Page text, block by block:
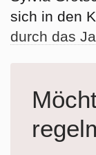
sich in den
durch das